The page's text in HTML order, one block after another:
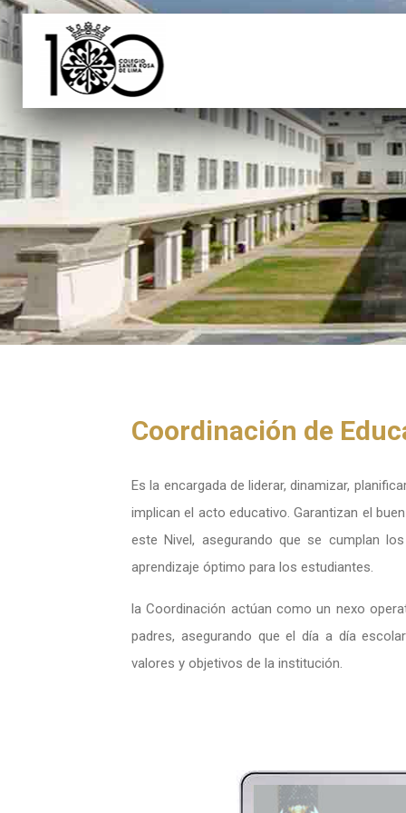
Coordinación de
Es la encargada de liderar, dinamizar,
implican el acto educativo. Garantizan el
este Nivel, asegurando que se cumplan
aprendizaje óptimo para los estudiantes.
la Coordinación actúan como un nexo
padres, asegurando que el día a día
valores y objetivos de la institución.